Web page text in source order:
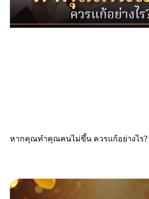
หากคุณทำคุณคนไม่ขึ้น ควรแก้อย่างไร?